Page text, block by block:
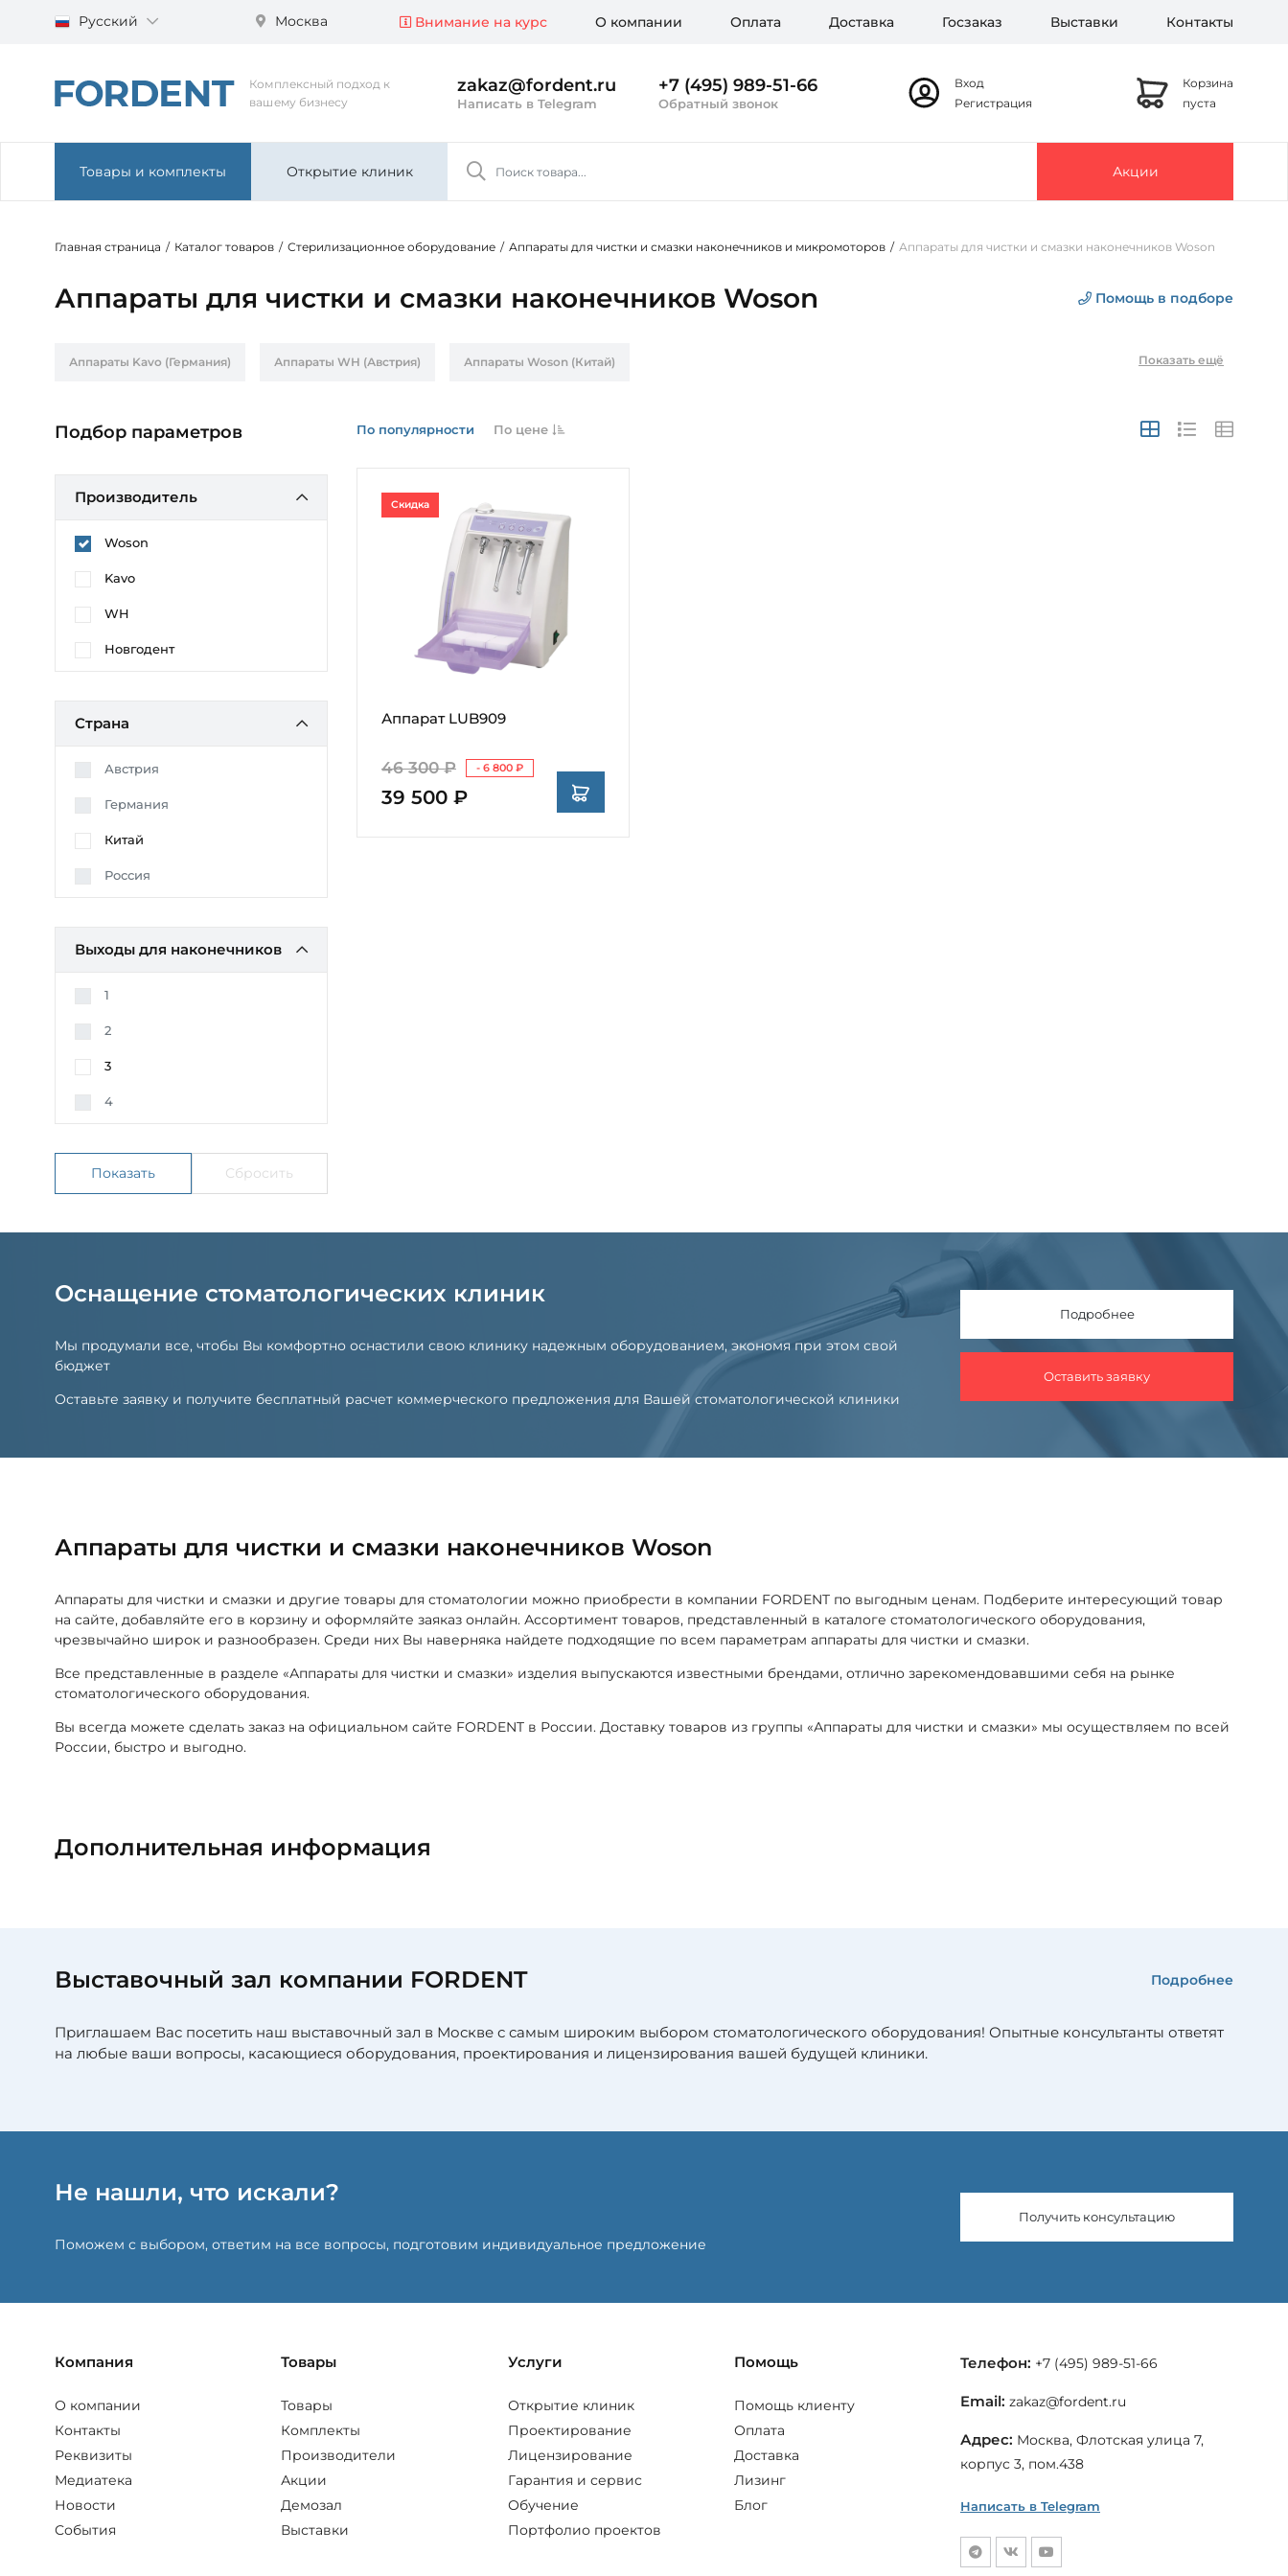
Русский Москва Внимание на курс О компании Оплата Доставка Госзаказ Выставки Контакты
Комплексный подход к
вашему бизнесу
zakaz@fordent.ru
Написать в Telegram
+7 (495) 989-51-66
Обратный звонок
Вход
Регистрация
Корзина
пуста
Товары и комплекты Открытие клиник Акции
Главная страница / Каталог товаров / Стерилизационное оборудование / Аппараты для чистки и смазки наконечников и микромоторов / Аппараты для чистки и смазки наконечников Woson
Аппараты для чистки и смазки наконечников Woson Помощь в подборе
Аппараты Kavo (Германия) Аппараты WH (Австрия) Аппараты Woson (Китай) Показать ещё
Подбор параметров
Производитель
Woson
Kavo
WH
Новгодент
Страна
Австрия
Германия
Китай
Россия
Выходы для наконечников
1
2
3
4
По популярности По цене
Аппарат LUB909
46 300 ₽ - 6 800 ₽
39 500 ₽
Скидка
Оснащение стоматологических клиник
Мы продумали все, чтобы Вы комфортно оснастили свою клинику надежным оборудованием, экономя при этом свой
бюджет
Оставьте заявку и получите бесплатный расчет коммерческого предложения для Вашей стоматологической клиники
Подробнее
Оставить заявку
Аппараты для чистки и смазки наконечников Woson
Аппараты для чистки и смазки и другие товары для стоматологии можно приобрести в компании FORDENT по выгодным ценам. Подберите интересующий товар
на сайте, добавляйте его в корзину и оформляйте заяказ онлайн. Ассортимент товаров, представленный в каталоге стоматологического оборудования,
чрезвычайно широк и разнообразен. Среди них Вы наверняка найдете подходящие по всем параметрам аппараты для чистки и смазки.
Все представленные в разделе «Аппараты для чистки и смазки» изделия выпускаются известными брендами, отлично зарекомендовавшими себя на рынке
стоматологического оборудования.
Вы всегда можете сделать заказ на официальном сайте FORDENT в России. Доставку товаров из группы «Аппараты для чистки и смазки» мы осуществляем по всей
России, быстро и выгодно.
Дополнительная информация
Выставочный зал компании FORDENT Подробнее
Приглашаем Вас посетить наш выставочный зал в Москве с самым широким выбором стоматологического оборудования! Опытные консультанты ответят
на любые ваши вопросы, касающиеся оборудования, проектирования и лицензирования вашей будущей клиники.
Не нашли, что искали?
Поможем с выбором, ответим на все вопросы, подготовим индивидуальное предложение
Получить консультацию
Компания
О компании
Контакты
Реквизиты
Медиатека
Новости
События
Товары
Товары
Комплекты
Производители
Акции
Демозал
Выставки
Услуги
Открытие клиник
Проектирование
Лицензирование
Гарантия и сервис
Обучение
Портфолио проектов
Помощь
Помощь клиенту
Оплата
Доставка
Лизинг
Блог
Телефон: +7 (495) 989-51-66
Email: zakaz@fordent.ru
Адрес: Москва, Флотская улица 7,
корпус 3, пом.438
Написать в Telegram